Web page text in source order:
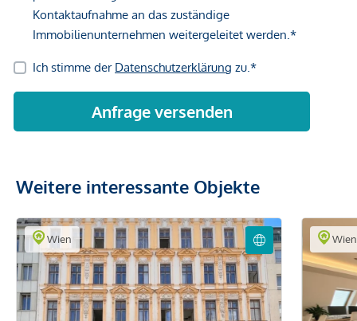
Weitere interessante Objekte
Wien Wien